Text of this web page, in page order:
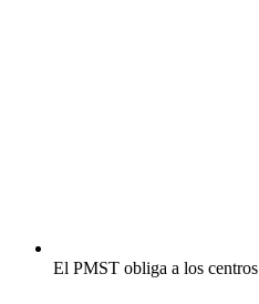
El PMST obliga a los